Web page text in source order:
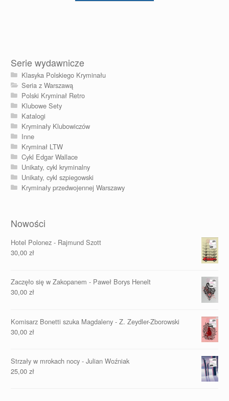
Serie wydawnicze
Klasyka Polskiego Kryminału
Seria z Warszawą
Polski Kryminał Retro
Klubowe Sety
Katalogi
Kryminały Klubowiczów
Inne
Kryminał LTW
Cykl Edgar Wallace
Unikaty, cykl kryminalny
Unikaty, cykl szpiegowski
Kryminały przedwojennej Warszawy
Nowości
Hotel Polonez - Rajmund Szott
30,00 zł
Zaczęło się w Zakopanem - Paweł Borys Henelt
30,00 zł
Komisarz Bonetti szuka Magdaleny - Z. Zeydler-Zborowski
30,00 zł
Strzały w mrokach nocy - Julian Woźniak
25,00 zł